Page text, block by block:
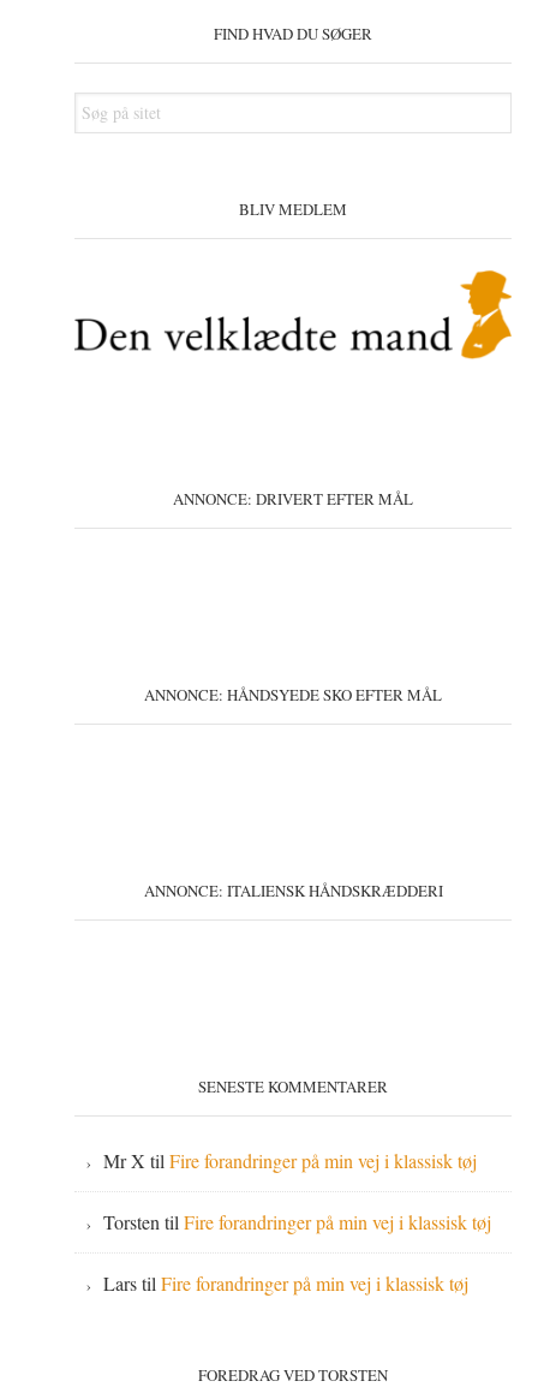
FIND HVAD DU SØGER
Søg
på
BLIV MEDLEM
ANNONCE: DRIVERT EFTER MÅL
ANNONCE: HÅNDSYEDE SKO EFTER MÅL
ANNONCE: ITALIENSK HÅNDSKRÆDDERI
SENESTE KOMMENTARER
Mr X tilFire forandringer på min vej i klassisk tøj
Torsten tilFire forandringer på min vej i klassisk tøj
LarstilFire forandringer på min vej i klassisk tøj
FOREDRAG VED TORSTEN